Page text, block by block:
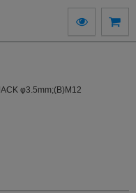
φ3.5mm;(B)M12